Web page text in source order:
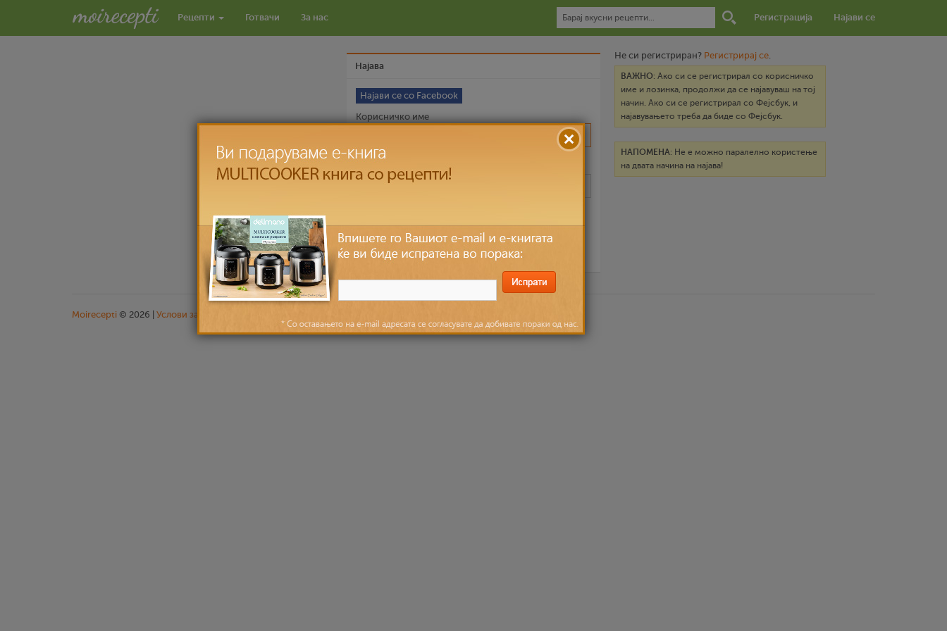
Рецепти Готвачи За нас Регистрација Најави се
Најава
Не си регистриран? Регистрирај се.
ВАЖНО: Ако си се регистрирал со корисничко
име и лозинка, продолжи да се најавуваш на тој
начин. Ако си се регистрирал со Фејсбук, и
најавувањето треба да биде со Фејсбук.
НАПОМЕНА: Не е можно паралелно користење
на двата начина на најава!
Најави се со Facebook
Корисничко име
Ја заборави лозинката?
Moirecepti © 2026 | Услови за користење